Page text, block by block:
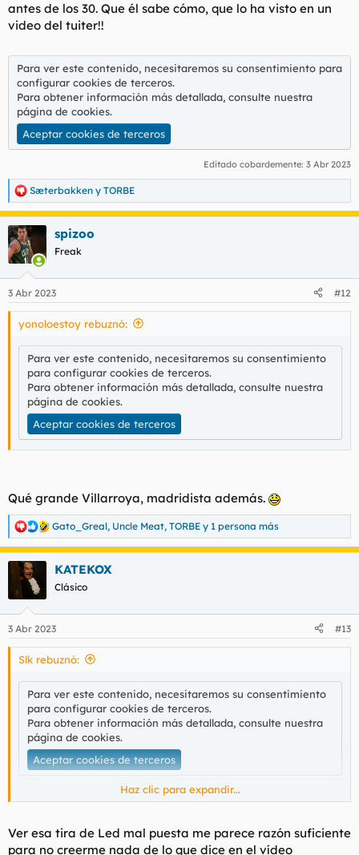
antes de los 30. Que él sabe cómo, que lo ha visto en un
video del tuiter!!
Para ver este contenido, necesitaremos su consentimiento para
configurar cookies de terceros.
Para obtener información más detallada, consulte nuestra
página de cookies.
Aceptar cookies de terceros
Editado cobardemente: 3 Abr 2023
R
e
a
c
c
i
e
s
Sæterbakken y TORBE
spizoo
Freak
3 Abr 2023 #12
yonoloestoy rebuznó:
Para ver este contenido, necesitaremos su consentimiento
para configurar cookies de terceros.
Para obtener información más detallada, consulte nuestra
página de cookies.
Aceptar cookies de terceros
Qué grande Villarroya, madridista además.
R
e
a
e
s
Gato_Greal, Uncle Meat, TORBE y 1 persona más
KATEKOX
Clásico
3 Abr 2023 #13
Slk rebuznó:
Para ver este contenido, necesitaremos su consentimiento
para configurar cookies de terceros.
Para obtener información más detallada, consulte nuestra
página de cookies.
Aceptar cookies de terceros
realmente son un Ejército y son todos clonados.
Haz clic para expandir...
Ver esa tira de Led mal puesta me parece razón suficiente
para no creerme nada de lo que dice en el vídeo